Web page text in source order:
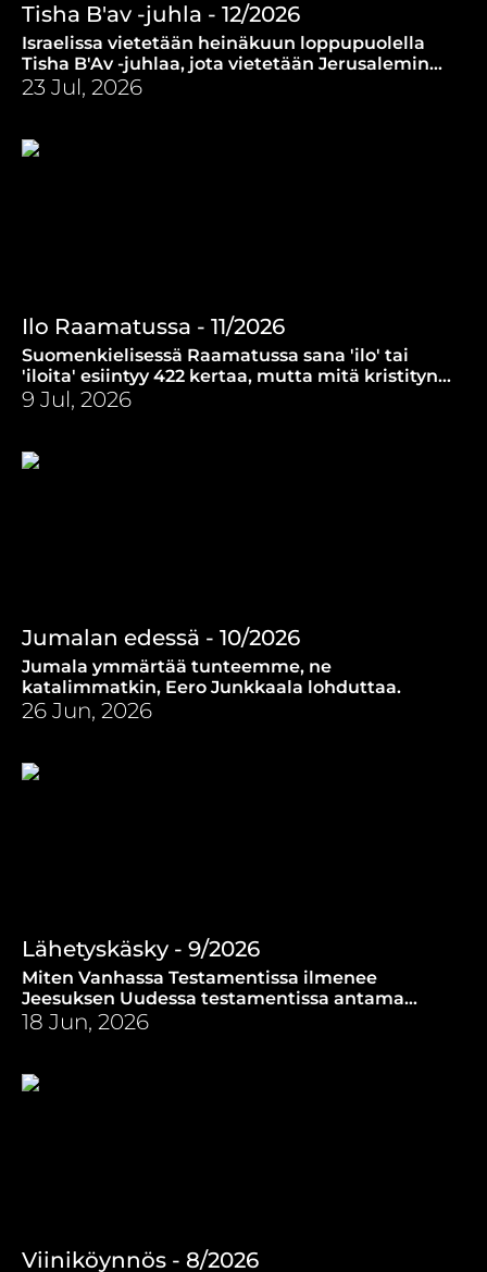
Tisha B'av -juhla - 12/2026
Israelissa vietetään heinäkuun loppupuolella
Tisha B'Av -juhlaa, jota vietetään Jerusalemin
temppelin hävityksen muistojuhlana.
23 Jul, 2026
Ilo Raamatussa - 11/2026
Suomenkielisessä Raamatussa sana 'ilo' tai
'iloita' esiintyy 422 kertaa, mutta mitä kristityn
ilo on?
9 Jul, 2026
Jumalan edessä - 10/2026
Jumala ymmärtää tunteemme, ne
katalimmatkin, Eero Junkkaala lohduttaa.
26 Jun, 2026
Lähetyskäsky - 9/2026
Miten Vanhassa Testamentissa ilmenee
Jeesuksen Uudessa testamentissa antama
lähetyskäsky?
18 Jun, 2026
Viiniköynnös - 8/2026